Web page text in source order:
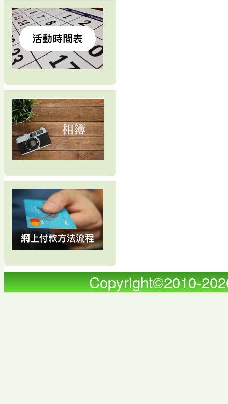
Copyright©2010-